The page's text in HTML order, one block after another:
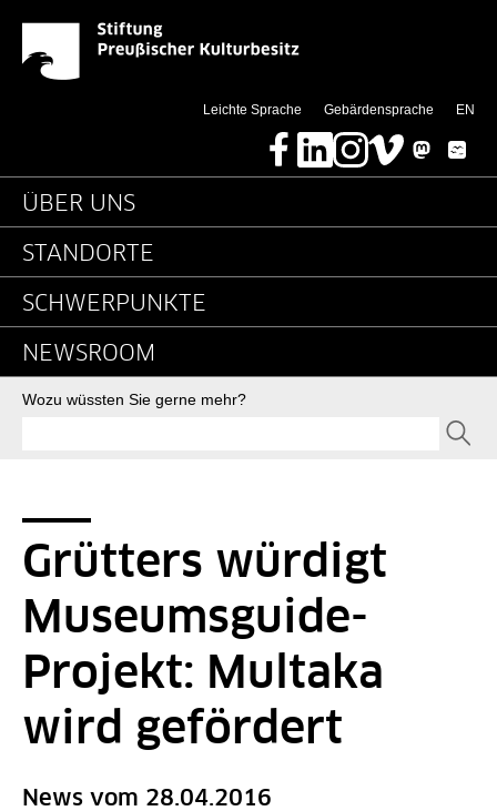
Springe direkt zu:
News - Detailseite -
Leichte Sprache Gebärdensprache EN
FacebookLinkedInInstagram
Vimeo MastodonBluesky
Hauptnavigation
ÜBER UNS
STANDORTE
SCHWERPUNKTE
NEWSROOM
Suche
Wozu wüssten Sie gerne mehr?
Seitenpfad
Grütters würdigt
Museumsguide-
Projekt: Multaka
wird gefördert
News vom 28.04.2016